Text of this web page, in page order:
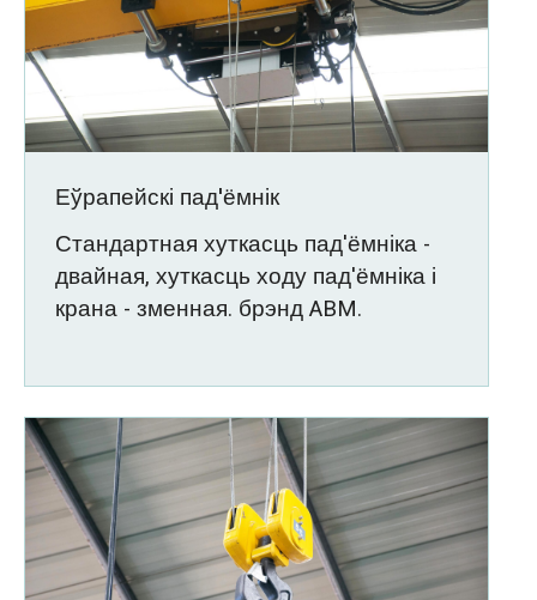
Еўрапейскі пад'ёмнік
Стандартная хуткасць пад'ёмніка -
двайная, хуткасць ходу пад'ёмніка і
крана - зменная. брэнд ABM.